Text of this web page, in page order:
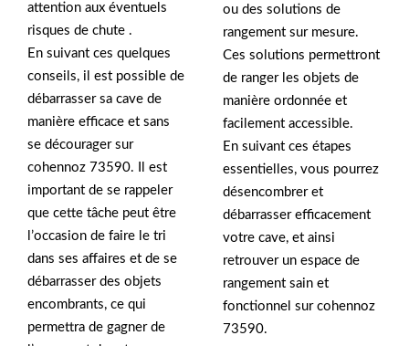
attention aux éventuels
risques de chute .
En suivant ces quelques
conseils, il est possible de
débarrasser sa cave de
manière efficace et sans
se décourager sur
cohennoz 73590. Il est
important de se rappeler
que cette tâche peut être
l’occasion de faire le tri
dans ses affaires et de se
débarrasser des objets
encombrants, ce qui
permettra de gagner de
ou des solutions de
rangement sur mesure.
Ces solutions permettront
de ranger les objets de
manière ordonnée et
facilement accessible.
En suivant ces étapes
essentielles, vous pourrez
désencombrer et
débarrasser efficacement
votre cave, et ainsi
retrouver un espace de
rangement sain et
fonctionnel sur cohennoz
73590.